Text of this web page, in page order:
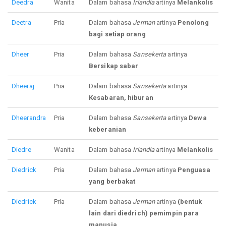
Deedra Wanita Dalam bahasa Irlandiaartinya Melankolis
Deetra Pria Dalam bahasa Jermanartinya Penolong
bagi setiap orang
Dheer Pria Dalam bahasa Sansekertaartinya
Bersikap sabar
Dheeraj Pria Dalam bahasa Sansekertaartinya
Kesabaran, hiburan
Dheerandra Pria Dalam bahasa Sansekertaartinya Dewa
keberanian
Diedre Wanita Dalam bahasa Irlandiaartinya Melankolis
Diedrick Pria Dalam bahasa Jermanartinya Penguasa
yang berbakat
Diedrick Pria Dalam bahasa Jermanartinya (bentuk
lain dari diedrich) pemimpin para